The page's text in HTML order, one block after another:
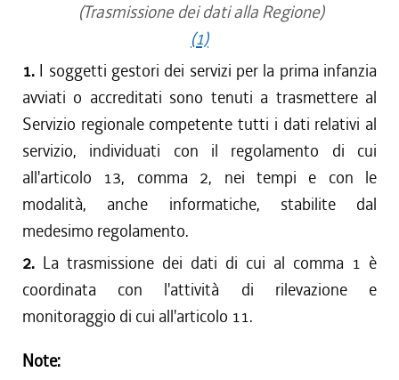
(Trasmissione dei dati alla Regione)
(1)
1. I soggetti gestori dei servizi per la prima infanzia
avviati o accreditati sono tenuti a trasmettere al
Servizio regionale competente tutti i dati relativi al
servizio, individuati con il regolamento di cui
all'articolo 13, comma 2, nei tempi e con le
modalità, anche informatiche, stabilite dal
medesimo regolamento.
2. La trasmissione dei dati di cui al comma 1 è
coordinata con l'attività di rilevazione e
monitoraggio di cui all'articolo 11.
Note: